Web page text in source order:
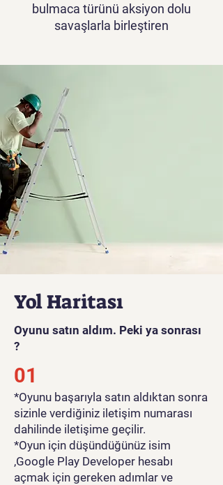
bulmaca türünü aksiyon dolu
savaşlarla birleştiren
Oyun videosunu görmek için
Yol Haritası
Oyunu satın aldım. Peki ya sonrası
?
01
*Oyunu başarıyla satın aldıktan sonra
sizinle verdiğiniz iletişim numarası
dahilinde iletişime geçilir.
*Oyun için düşündüğünüz isim
,Google Play Developer hesabı
açmak için gereken adımlar ve